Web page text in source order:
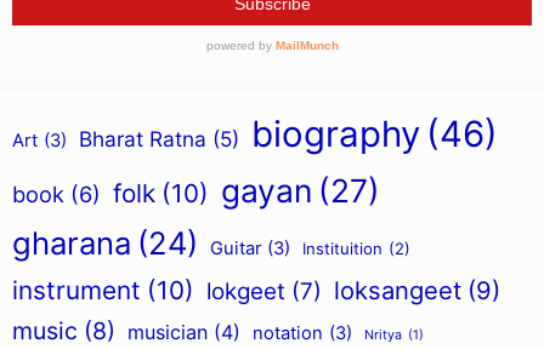
Art (3) Bharat Ratna (5) biography (46)
book (6) folk (10) gayan (27)
gharana (24) Guitar (3) Instituition (2)
instrument (10) lokgeet (7) loksangeet (9)
music (8) musician (4) notation (3) Nritya (1)